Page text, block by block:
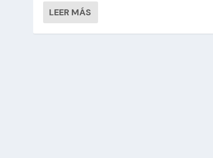
LEER MÁS